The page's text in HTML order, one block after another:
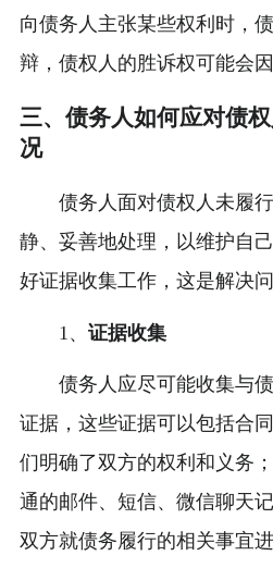
向债务人主张某些权利时，
辩，债权人的胜诉权可能会因
三、债务人如何应对债
况
债务人面对债权人未履
静、妥善地处理，以维护自
好证据收集工作，这是解决问
1、 证据收集
债务人应尽可能收集与
证据，这些证据可以包括合
们明确了双方的权利和义务
通的邮件、短信、微信聊天
双方就债务履行的相关事宜